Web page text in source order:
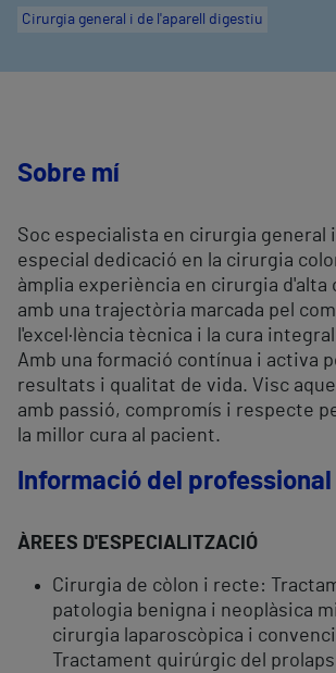
Cirurgia general i de l'aparell digestiu
Sobre mí
Soc especialista en cirurgia general
especial dedicació en la cirurgia
àmplia experiència en cirurgia d'alta
amb una trajectòria marcada pel
l'excel·lència tècnica i la cura
Amb una formació contínua i activa
resultats i qualitat de vida. Visc
amb passió, compromís i respecte
la millor cura al pacient.
Informació del professional
ÀREES D'ESPECIALITZACIÓ
Cirurgia de còlon i recte:
patologia benigna i neoplàsica
cirurgia laparoscòpica i
Tractament quirúrgic del